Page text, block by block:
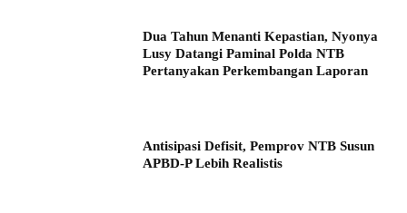
Dua Tahun Menanti Kepastian, Nyonya
Lusy Datangi Paminal Polda NTB
Pertanyakan Perkembangan Laporan
Antisipasi Defisit, Pemprov NTB Susun
APBD-P Lebih Realistis